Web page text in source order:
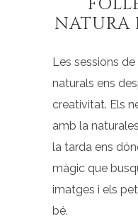
NATURA
Les sessions
naturals ens
creativitat. Els
amb la
la tarda ens
màgic que
imatges i els
bé.